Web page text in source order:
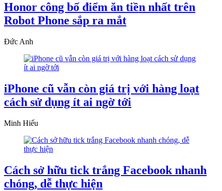
Honor công bố điểm ăn tiền nhất trên
Robot Phone sắp ra mắt
Đức Anh
iPhone cũ vẫn còn giá trị với hàng loạt
cách sử dụng ít ai ngờ tới
Minh Hiếu
Cách sở hữu tick trắng Facebook nhanh
chóng, dễ thực hiện